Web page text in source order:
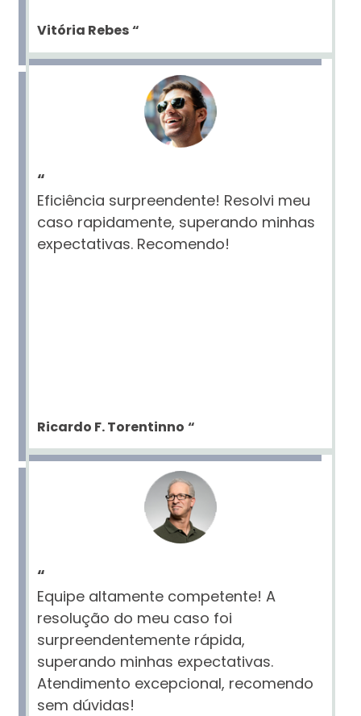
Vitória Rebes“
“
Eficiência surpreendente! Resolvi meu
caso rapidamente, superando minhas
expectativas. Recomendo!
Ricardo F. Torentinno “
“
Equipe altamente competente! A
resolução do meu caso foi
surpreendentemente rápida,
superando minhas expectativas.
Atendimento excepcional, recomendo
sem dúvidas!